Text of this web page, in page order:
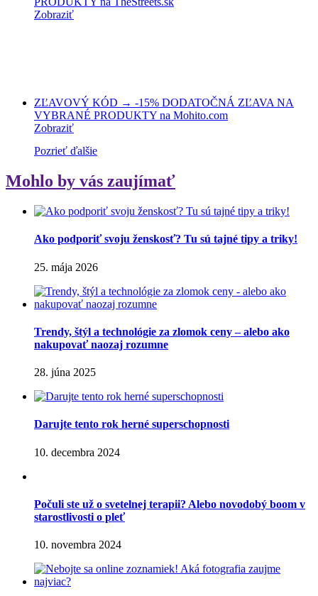
Zobraziť
ZĽAVOVÝ KÓD → -15% DODATOČNÁ ZĽAVA NA
VYBRANÉ PRODUKTY na Mohito.com
Zobraziť
Pozrieť ďalšie
Mohlo by vás zaujímať
Ako podporiť svoju ženskosť? Tu sú tajné tipy a triky!
25. mája 2026
Trendy, štýl a technológie za zlomok ceny – alebo ako
nakupovať naozaj rozumne
28. júna 2025
Darujte tento rok herné superschopnosti
10. decembra 2024
Počuli ste už o svetelnej terapii? Alebo novodobý boom v
starostlivosti o pleť
10. novembra 2024